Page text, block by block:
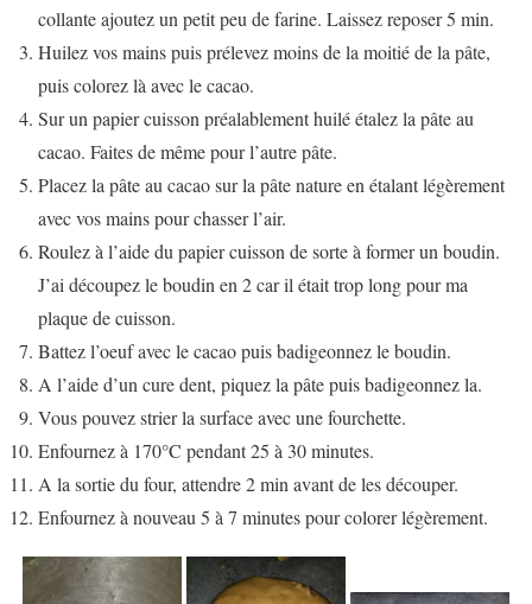
collante ajoutez un petit peu de farine. Laissez reposer 5 min.
Huilez vos mains puis prélevez moins de la moitié de la pâte,
puis colorez là avec le cacao.
Sur un papier cuisson préalablement huilé étalez la pâte au
cacao. Faites de même pour l’autre pâte.
Placez la pâte au cacao sur la pâte nature en étalant légèrement
avec vos mains pour chasser l’air.
Roulez à l’aide du papier cuisson de sorte à former un boudin.
J’ai découpez le boudin en 2 car il était trop long pour ma
plaque de cuisson.
Battez l’oeuf avec le cacao puis badigeonnez le boudin.
A l’aide d’un cure dent, piquez la pâte puis badigeonnez la.
Vous pouvez strier la surface avec une fourchette.
Enfournez à 170°C pendant 25 à 30 minutes.
A la sortie du four, attendre 2 min avant de les découper.
Enfournez à nouveau 5 à 7 minutes pour colorer légèrement.